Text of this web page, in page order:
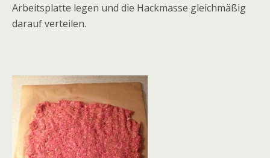
Arbeitsplatte legen und die Hackmasse gleichmäßig
darauf verteilen.